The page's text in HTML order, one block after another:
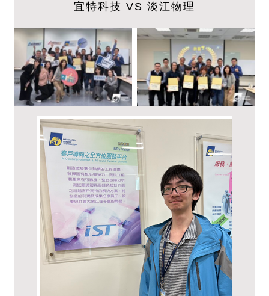
宜特科技 VS 淡江物理